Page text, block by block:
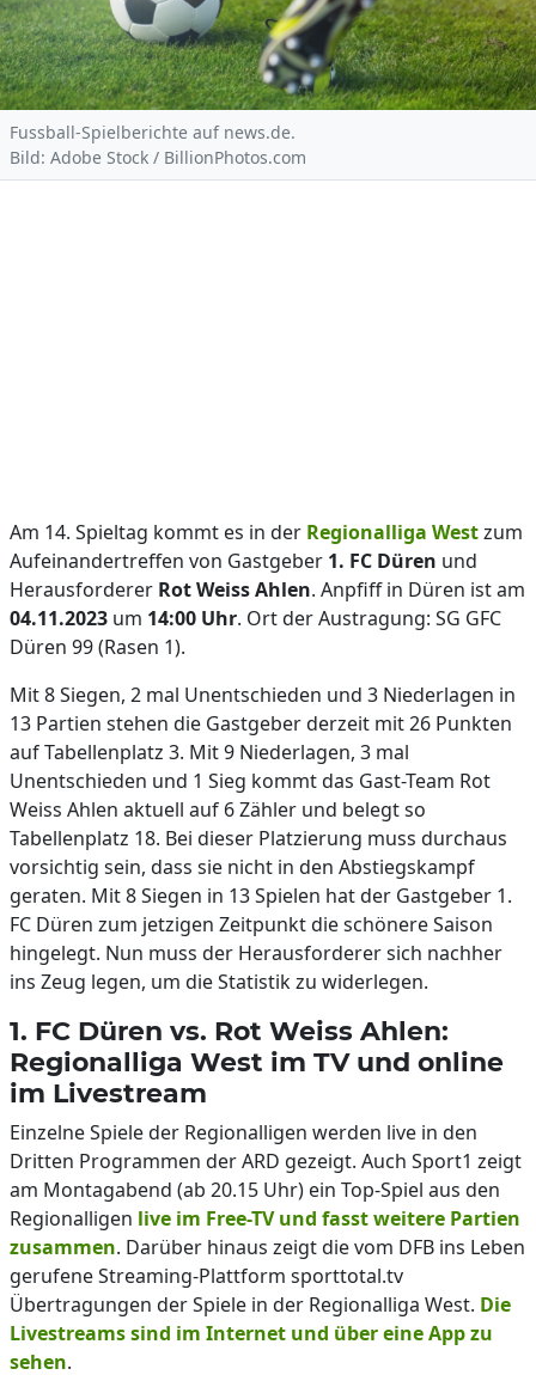
Fussball-Spielberichte auf news.de.
Bild: Adobe Stock / BillionPhotos.com
Am 14. Spieltag kommt es in der Regionalliga Westzum
Aufeinandertreffen von Gastgeber 1. FC Düren und
Herausforderer Rot Weiss Ahlen. Anpfiff in Düren ist am
04.11.2023 um 14:00 Uhr. Ort der Austragung: SG GFC
Düren 99 (Rasen 1).
Mit 8 Siegen, 2 mal Unentschieden und 3 Niederlagen in
13 Partien stehen die Gastgeber derzeit mit 26 Punkten
auf Tabellenplatz 3. Mit 9 Niederlagen, 3 mal
Unentschieden und 1 Sieg kommt das Gast-Team Rot
Weiss Ahlen aktuell auf 6 Zähler und belegt so
Tabellenplatz 18. Bei dieser Platzierung muss durchaus
vorsichtig sein, dass sie nicht in den Abstiegskampf
geraten. Mit 8 Siegen in 13 Spielen hat der Gastgeber 1.
FC Düren zum jetzigen Zeitpunkt die schönere Saison
hingelegt. Nun muss der Herausforderer sich nachher
ins Zeug legen, um die Statistik zu widerlegen.
1. FC Düren vs. Rot Weiss Ahlen:
Regionalliga West im TV und online
im Livestream
Einzelne Spiele der Regionalligen werden live in den
Dritten Programmen der ARD gezeigt. Auch Sport1 zeigt
am Montagabend (ab 20.15 Uhr) ein Top-Spiel aus den
Regionalligen live im Free-TV und fasst weitere Partien
zusammen. Darüber hinaus zeigt die vom DFB ins Leben
gerufene Streaming-Plattform sporttotal.tv
Übertragungen der Spiele in der Regionalliga West. Die
Livestreams sind im Internet und über eine App zu
sehen.